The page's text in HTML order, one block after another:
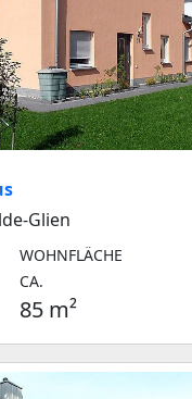
Glien
WOHNFLÄCHE
CA.
85 m²